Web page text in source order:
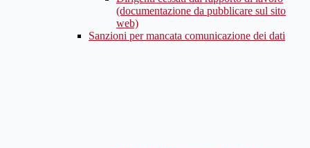
(documentazione da pubblicare sul sito
web)
Sanzioni per mancata comunicazione dei dati